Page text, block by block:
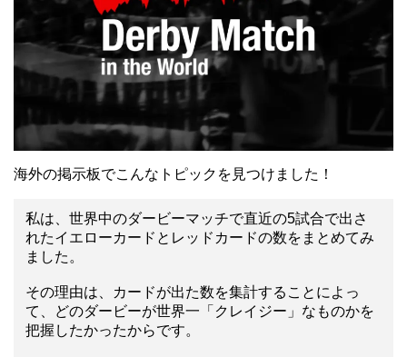
海外の掲示板でこんなトピックを見つけました！
私は、世界中のダービーマッチで直近の5試合で出さ
れたイエローカードとレッドカードの数をまとめてみ
ました。
その理由は、カードが出た数を集計することによっ
て、どのダービーが世界一「クレイジー」なものかを
把握したかったからです。